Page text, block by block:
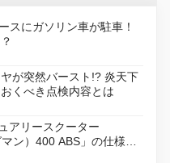
スにガソリン車が駐車！
が突然バースト!? 炎天下
くべき点検内容とは
アリースクーター
ン）400 ABS」の仕様を